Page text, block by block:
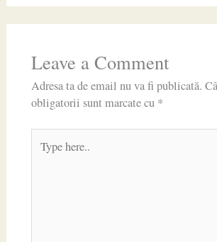
Leave a Comment
Adresa ta de email nu va fi publicată.
obligatorii sunt marcate cu *
here..